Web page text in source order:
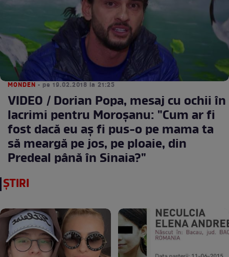
MONDEN • pe 19.02.2018 la 21:25
VIDEO / Dorian Popa, mesaj cu ochii în
lacrimi pentru Moroşanu: "Cum ar fi
fost dacă eu aş fi pus-o pe mama ta
să meargă pe jos, pe ploaie, din
Predeal până în Sinaia?"
ȘTIRI